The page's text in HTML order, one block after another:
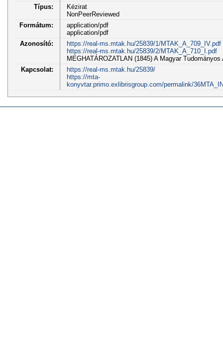
Típus:
Kézirat
NonPeerReviewed
Formátum:
application/pdf
application/pdf
Azonosító:
https://real-ms.mtak.hu/25839/1/MTAK_A_709_IV.pdf
https://real-ms.mtak.hu/25839/2/MTAK_A_710_I.pdf
MEGHATÁROZATLAN (1845) A Magyar
Kapcsolat:
https://real-ms.mtak.hu/25839/
https://mta-
konyvtar.primo.exlibrisgroup.com/permalink/